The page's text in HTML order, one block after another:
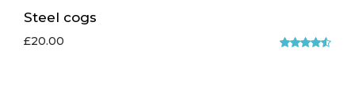
Steel cogs
£20.00